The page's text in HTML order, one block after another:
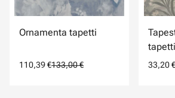
Ornamenta tapetti
110,39 €133,00 €
tapetti
33,20 €